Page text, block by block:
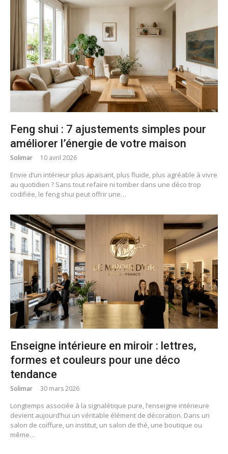
Feng shui : 7 ajustements simples pour
améliorer l’énergie de votre maison
Solimar 10 avril 2026
Envie d’un intérieur plus apaisant, plus fluide, plus agréable à vivre
au quotidien ? Sans tout refaire ni tomber dans une déco trop
codifiée, le feng shui peut offrir une…
Enseigne intérieure en miroir : lettres,
formes et couleurs pour une déco
tendance
Solimar 30 mars 2026
Longtemps associée à la signalétique pure, l’enseigne intérieure
devient aujourd’hui un véritable élément de décoration. Dans un
salon de coiffure, un institut, un salon de thé, une boutique ou
même…